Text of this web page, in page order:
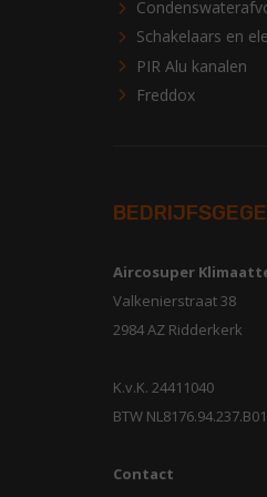
Schakelaars en
PIR Alu kanalen
Freddox
Aircosuper
Valkenierstraat 38
2984 AZ Ridderkerk
K.v.K. 24411040
BTW NL8176.94.237.B01
Contact